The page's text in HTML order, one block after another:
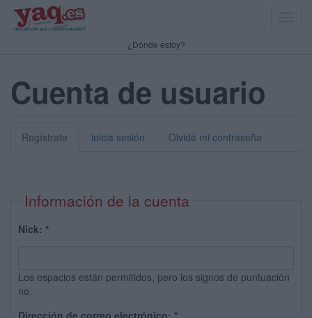
¿Dónde estoy?
Cuenta de usuario
Regístrate inicia sesión Olvidé mi contraseña
Información de la cuenta
Nick: *
Los espacios están permitidos, pero los signos de puntuación
no.
Dirección de correo electrónico: *